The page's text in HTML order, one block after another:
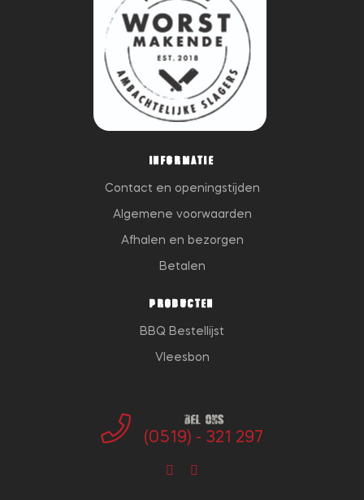
INFORMATIE
Contact en openingstijden
Algemene voorwaarden
Afhalen en bezorgen
Betalen
PRODUCTEN
BBQ Bestellijst
Vleesbon
Bel ons
(0519) - 321 297